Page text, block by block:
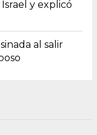
y explicó
al salir